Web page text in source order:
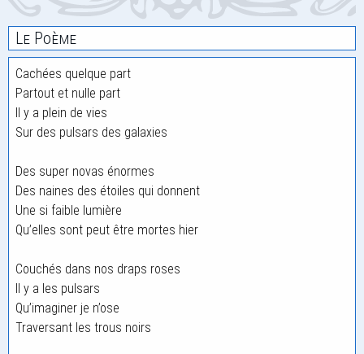
Le Poème
Cachées quelque part
Partout et nulle part
Il y a plein de vies
Sur des pulsars des galaxies
Des super novas énormes
Des naines des étoiles qui donnent
Une si faible lumière
Qu’elles sont peut être mortes hier
Couchés dans nos draps roses
Il y a les pulsars
Qu’imaginer je n’ose
Traversant les trous noirs